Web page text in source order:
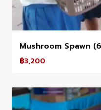
Mushroom Spawn
฿3,200